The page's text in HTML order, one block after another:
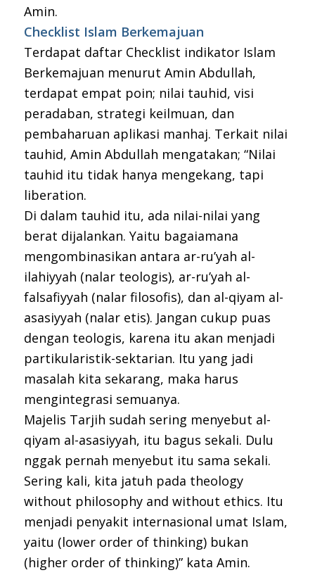
Amin.
Checklist Islam Berkemajuan
Terdapat daftar Checklist indikator Islam
Berkemajuan menurut Amin Abdullah,
terdapat empat poin; nilai tauhid, visi
peradaban, strategi keilmuan, dan
pembaharuan aplikasi manhaj. Terkait nilai
tauhid, Amin Abdullah mengatakan; “Nilai
tauhid itu tidak hanya mengekang, tapi
liberation.
Di dalam tauhid itu, ada nilai-nilai yang
berat dijalankan. Yaitu bagaiamana
mengombinasikan antara ar-ru’yah al-
ilahiyyah (nalar teologis), ar-ru’yah al-
falsafiyyah (nalar filosofis), dan al-qiyam al-
asasiyyah (nalar etis). Jangan cukup puas
dengan teologis, karena itu akan menjadi
partikularistik-sektarian. Itu yang jadi
masalah kita sekarang, maka harus
mengintegrasi semuanya.
Majelis Tarjih sudah sering menyebut al-
qiyam al-asasiyyah, itu bagus sekali. Dulu
nggak pernah menyebut itu sama sekali.
Sering kali, kita jatuh pada theology
without philosophy and without ethics. Itu
menjadi penyakit internasional umat Islam,
yaitu (lower order of thinking) bukan
(higher order of thinking)” kata Amin.